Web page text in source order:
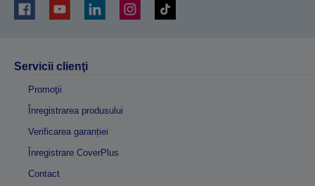
Servicii clienţi
Promoţii
Înregistrarea produsului
Verificarea garanției
Înregistrare CoverPlus
Contact